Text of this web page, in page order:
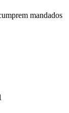
mandados